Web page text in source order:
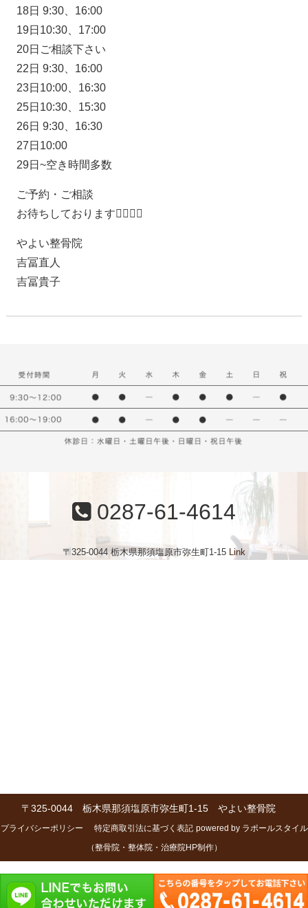
18日 9:30、16:00
19日10:30、17:00
20日ご相談下さい
22日 9:30、16:00
23日10:00、16:30
25日10:30、15:30
26日 9:30、16:30
27日10:00
29日~空き時間多数
ご予約・ご相談
お待ちしております🙇‍♂️🙇‍♀️
やよい整骨院
吉冨直人
吉冨貴子
0287-61-4614
〒325-0044 栃木県那須塩原市弥生町1-15 Link
〒325-0044 栃木県那須塩原市弥生町1-15 やよい整骨院
プライバシーポリシー 特定商取引法に基づく表記 powered by ラポールスタイル
（整骨院・整体院・治療院HP制作）